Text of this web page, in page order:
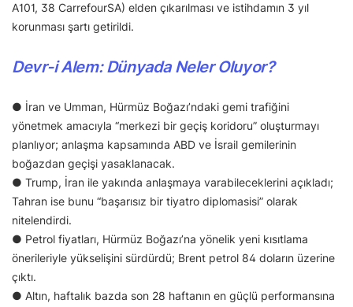
A101, 38 CarrefourSA) elden çıkarılması ve istihdamın 3 yıl
korunması şartı getirildi.
Devr-i Alem: Dünyada Neler Oluyor?
● İran ve Umman, Hürmüz Boğazı’ndaki gemi trafiğini
yönetmek amacıyla “merkezi bir geçiş koridoru” oluşturmayı
planlıyor; anlaşma kapsamında ABD ve İsrail gemilerinin
boğazdan geçişi yasaklanacak.
● Trump, İran ile yakında anlaşmaya varabileceklerini açıkladı;
Tahran ise bunu “başarısız bir tiyatro diplomasisi” olarak
nitelendirdi.
● Petrol fiyatları, Hürmüz Boğazı’na yönelik yeni kısıtlama
önerileriyle yükselişini sürdürdü; Brent petrol 84 doların üzerine
çıktı.
● Altın, haftalık bazda son 28 haftanın en güçlü performansına